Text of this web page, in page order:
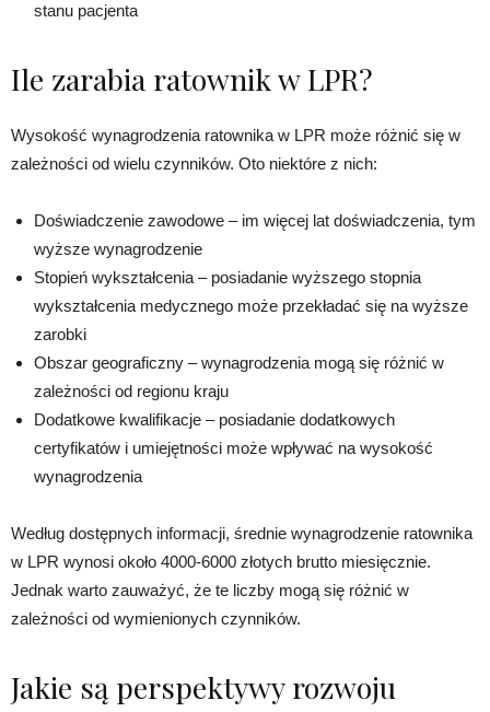
stanu pacjenta
Ile zarabia ratownik w LPR?
Wysokość wynagrodzenia ratownika w LPR może różnić się w
zależności od wielu czynników. Oto niektóre z nich:
Doświadczenie zawodowe – im więcej lat doświadczenia, tym
wyższe wynagrodzenie
Stopień wykształcenia – posiadanie wyższego stopnia
wykształcenia medycznego może przekładać się na wyższe
zarobki
Obszar geograficzny – wynagrodzenia mogą się różnić w
zależności od regionu kraju
Dodatkowe kwalifikacje – posiadanie dodatkowych
certyfikatów i umiejętności może wpływać na wysokość
wynagrodzenia
Według dostępnych informacji, średnie wynagrodzenie ratownika
w LPR wynosi około 4000-6000 złotych brutto miesięcznie.
Jednak warto zauważyć, że te liczby mogą się różnić w
zależności od wymienionych czynników.
Jakie są perspektywy rozwoju